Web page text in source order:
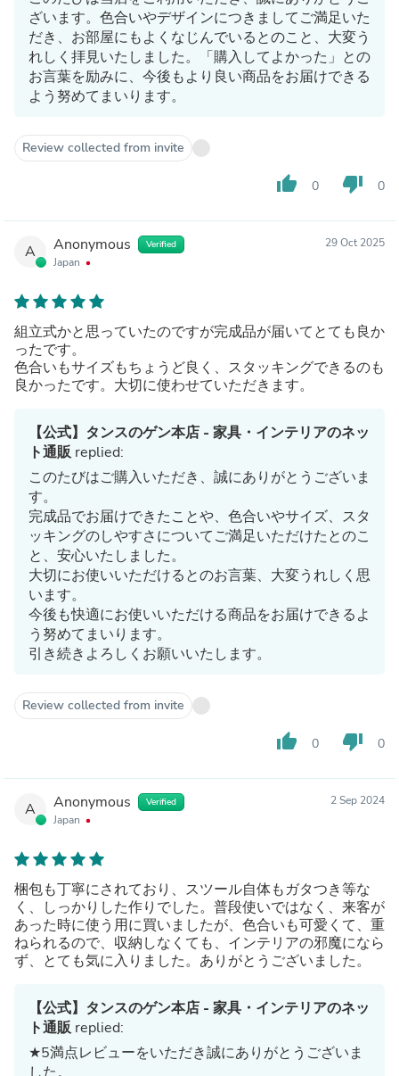
ざいます。色合いやデザインにつきましてご満足いた
だき、お部屋にもよくなじんでいるとのこと、大変う
れしく拝見いたしました。「購入してよかった」との
お言葉を励みに、今後もより良い商品をお届けできる
よう努めてまいります。
Review collected from invite
thumb_up 0 thumb_down 0
A Anonymous Verified
Japan
29 Oct 2025
組立式かと思っていたのですが完成品が届いてとても良か
ったです。
色合いもサイズもちょうど良く、スタッキングできるのも
良かったです。大切に使わせていただきます。
【公式】タンスのゲン本店 - 家具・インテリアのネッ
ト通販replied:
このたびはご購入いただき、誠にありがとうございま
す。
完成品でお届けできたことや、色合いやサイズ、スタ
ッキングのしやすさについてご満足いただけたとのこ
と、安心いたしました。
大切にお使いいただけるとのお言葉、大変うれしく思
います。
今後も快適にお使いいただける商品をお届けできるよ
う努めてまいります。
引き続きよろしくお願いいたします。
Review collected from invite
thumb_up 0 thumb_down 0
A Anonymous Verified
Japan
2 Sep 2024
梱包も丁寧にされており、スツール自体もガタつき等な
く、しっかりした作りでした。普段使いではなく、来客が
あった時に使う用に買いましたが、色合いも可愛くて、重
ねられるので、収納しなくても、インテリアの邪魔になら
ず、とても気に入りました。ありがとうございました。
【公式】タンスのゲン本店 - 家具・インテリアのネッ
ト通販replied:
★5満点レビューをいただき誠にありがとうございま
した。